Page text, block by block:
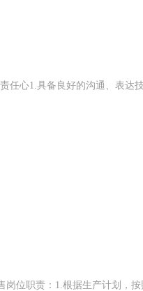
任心1.具备良好的沟通、表达
岗位职责：1.根据生产计划，